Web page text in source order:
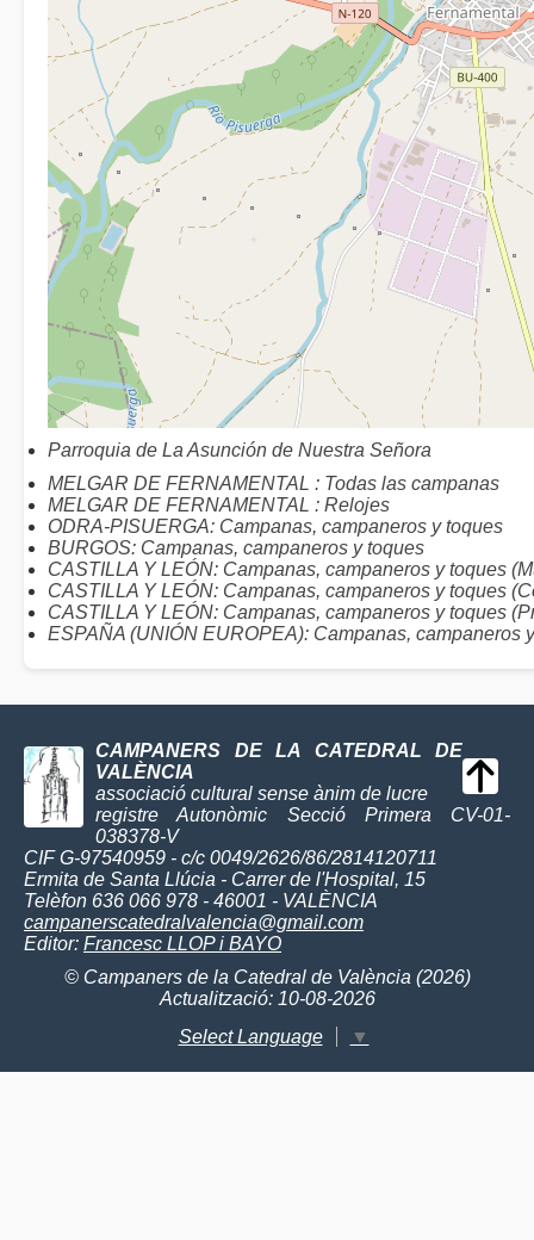
Parroquia de La Asunción de Nuestra Señora
MELGAR DE FERNAMENTAL : Todas las campanas
MELGAR DE FERNAMENTAL : Relojes
ODRA-PISUERGA: Campanas, campaneros y toques
BURGOS: Campanas, campaneros y toques
CASTILLA Y LEÓN: Campanas, campaneros y toques
CASTILLA Y LEÓN: Campanas, campaneros y toques
CASTILLA Y LEÓN: Campanas, campaneros y toques
ESPAÑA (UNIÓN EUROPEA): Campanas, campaneros
CAMPANERS DE LA CATEDRAL DE
VALÈNCIA
associació cultural sense ànim de lucre
registre Autonòmic Secció Primera CV-01-
038378-V
CIF G-97540959 - c/c 0049/2626/86/2814120711
Ermita de Santa Llúcia - Carrer de l'Hospital, 15
Telèfon 636 066 978 - 46001 - VALÈNCIA
campanerscatedralvalencia@gmail.com
Editor: Francesc LLOP i BAYO
© Campaners de la Catedral de València (2026)
Actualització: 10-08-2026
Select Language
▼